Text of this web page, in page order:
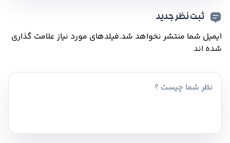
ثبت نظر جدید
ایمیل شما منتشر نخواهد شد.فیلدهای مورد نیاز علامت گذاری
شده اند